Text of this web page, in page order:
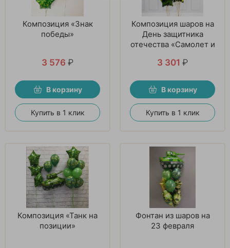
Композиция «Знак
победы»
3 576 ₽
В корзину
Купить в 1 клик
Композиция шаров на
День защитника
отечества «Самолет и
3 301 ₽
В корзину
Купить в 1 клик
Композиция «Танк на
позиции»
Фонтан из шаров на
23 февраля